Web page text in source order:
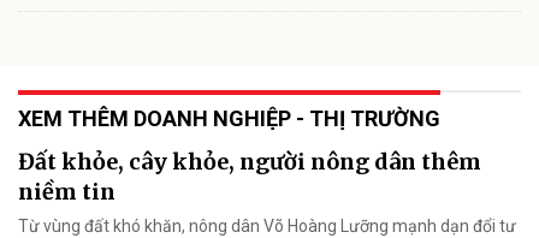
XEM THÊM DOANH NGHIỆP - THỊ TRƯỜNG
Đất khỏe, cây khỏe, người nông dân thêm
niềm tin
Từ vùng đất khó khăn, nông dân Võ Hoàng Lưỡng mạnh dạn đổi tư